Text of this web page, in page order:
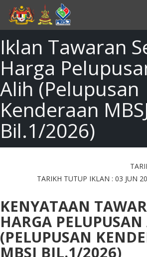
main
content
Iklan Tawaran
Harga
Alih (Pelupusan
Kenderaan
Bil.1/2026)
TARIKH TUTUP IKLAN : 03 JUN
KENYATAAN
HARGA
(PELUPUSAN
MBSJ BIL.1/2026)